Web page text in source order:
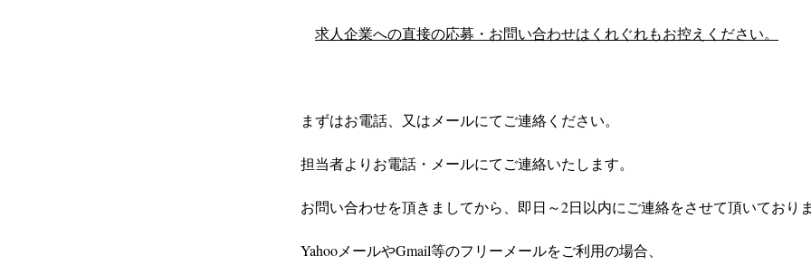
求人企業への直接の応募・お問い合わせはくれぐれもお控えください。
まずはお電話、又はメールにてご連絡ください。
担当者よりお電話・メールにてご連絡いたします。
お問い合わせを頂きましてから、即日～2日以内にご連絡をさせて頂いておりま
YahooメールやGmail等のフリーメールをご利用の場合、